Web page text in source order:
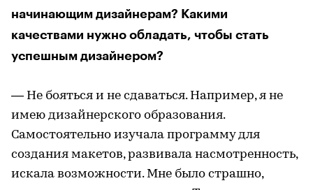
начинающим дизайнерам? Какими
качествами нужно обладать, чтобы стать
успешным дизайнером?
— Не бояться и не сдаваться. Например, я не
имею дизайнерского образования.
Самостоятельно изучала программу для
создания макетов, развивала насмотренность,
искала возможности. Мне было страшно,